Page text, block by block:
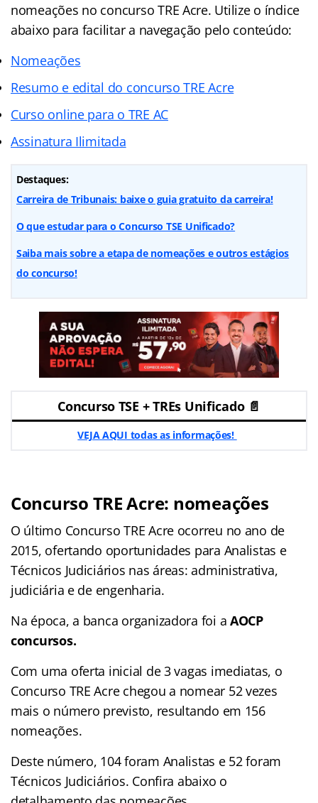
nomeações no concurso TRE Acre. Utilize o índice
abaixo para facilitar a navegação pelo conteúdo:
Nomeações
Resumo e edital do concurso TRE Acre
Curso online para o TRE AC
Assinatura Ilimitada
Destaques:
Carreira de Tribunais: baixe o guia gratuito da carreira!
O que estudar para o Concurso TSE Unificado?
Saiba mais sobre a etapa de nomeações e outros estágios
do concurso!
Concurso TSE + TREs Unificado 📄
VEJA AQUI todas as informações!
Concurso TRE Acre: nomeações
O último Concurso TRE Acre ocorreu no ano de
2015, ofertando oportunidades para Analistas e
Técnicos Judiciários nas áreas: administrativa,
judiciária e de engenharia.
Na época, a banca organizadora foi aAOCP
concursos.
Com uma oferta inicial de 3 vagas imediatas, o
Concurso TRE Acre chegou a nomear 52 vezes
mais o número previsto, resultando em 156
nomeações.
Deste número, 104 foram Analistas e 52 foram
Técnicos Judiciários. Confira abaixo o